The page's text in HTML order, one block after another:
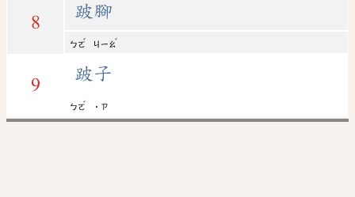
8
跛腳
ㄅㄛ
ˇ
ㄐㄧㄠ
ˇ
9
跛子
ㄅㄛ
ˇ
˙ㄗ